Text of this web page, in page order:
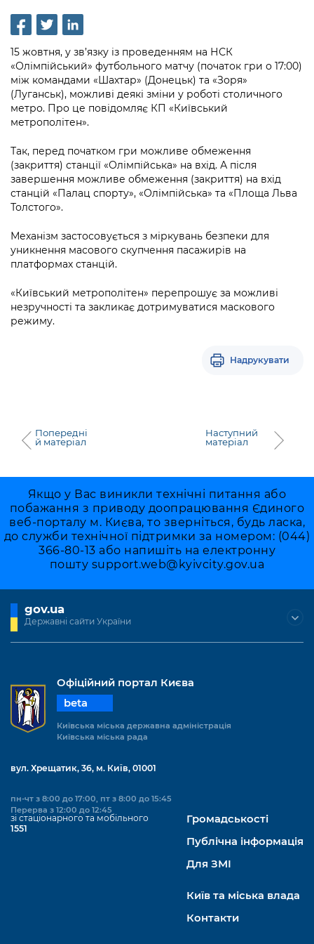
Проєкти розпоряджень, що
перебувають на погодженні КМВА
Рішення Київради
Контактна інформація
Вакансії
Статистика
Звернення громадян
Регуляторна діяльність
Промисловість і наука Києва
Підприємства, установи, організації
Безбар'єрність
Освіта та навчальні заклади
Навколишнє середовище міста
Містобудування та земельні ділянки
Культура, спорт, дозвілля
Бізнес та ліцензування
Фінанси та бюджет
Ритуальні послуги
Пам'ятки культурної спадщини
Важливе під час воєнного стану
Громадська експертиза
Консультації з громадськістю
Громадська рада
Петиції
Відкритий бюджет
Контактний центр
Рада з питань внутрішньо переміщених
осіб при Київській міській військовій
«Ініціатива «Партнерство «Відкритий
Уряд» – місцевий рівень»
Інформація з обмеженим доступом
Подати запит онлайн
Проекти нормативно-правових та
інших актів
Питання і відповіді про публічну
інформацію
Порядок оскарження рішень, дій чи
Звіти про опрацювання запитів на
публічну інформацію
Інформація для споживачів
Про відкриті дані
Медіагалерея
Підписатися на новини та анонси від
КМДА / Subscribe to announcements
from the KCSA
Порядок акредитації медіа /
Accreditation process
Подати журналістський запит /
Submitting a media request
Зйомки в лікарнях в умовах воєнного
стану / Rules for media coverage of
hospitals at work under martial law
Контакти для медіа / Contacts for mass
media
Портал Послуг
15 жовтня, у зв’язку із проведенням на НСК
«Олімпійський» футбольного матчу (початок гри о 17:00)
між командами «Шахтар» (Донецьк) та «Зоря»
(Луганськ), можливі деякі зміни у роботі столичного
метро. Про це повідомляє КП «Київський
метрополітен».
Так, перед початком гри можливе обмеження
(закриття) станції «Олімпійська» на вхід. А після
завершення можливе обмеження (закриття) на вхід
станцій «Палац спорту», «Олімпійська» та «Площа Льва
Толстого».
Механізм застосовується з міркувань безпеки для
уникнення масового скупчення пасажирів на
платформах станцій.
«Київський метрополітен» перепрошує за можливі
незручності та закликає дотримуватися маскового
режиму.
Надрукувати
Попередні
й матеріал
Наступний
матеріал
Якщо у Вас виникли технічні питання або
побажання з приводу доопрацювання Єдиного
веб-порталу м. Києва, то зверніться, будь ласка,
до служби технічної підтримки за номером: (044)
366-80-13 або напишіть на електронну
пошту support.web@kyivcity.gov.ua
gov.ua
Державні сайти України
Офіційний портал Києва
beta
Київська міська державна адміністрація
Київська міська рада
вул. Хрещатик, 36, м. Київ, 01001
пн-чт з 8:00 до 17:00, пт з 8:00 до 15:45
Перерва з 12:00 до 12:45
зі стаціонарного та мобільного
1551
Громадськості
Публічна інформація
Для ЗМІ
Київ та міська влада
Контакти